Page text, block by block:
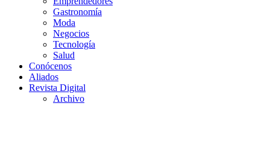
Gastronomía
Moda
Negocios
Tecnología
Salud
Conócenos
Aliados
Revista Digital
Archivo